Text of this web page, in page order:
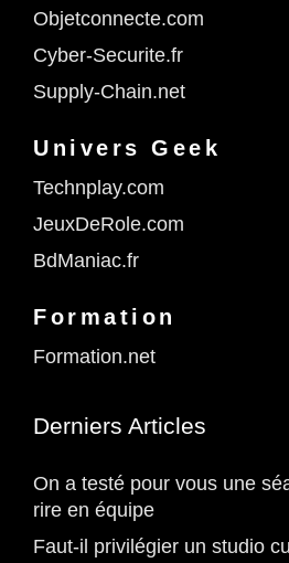
Objetconnecte.com
Cyber-Securite.fr
Supply-Chain.net
Univers Geek
Technplay.com
JeuxDeRole.com
BdManiac.fr
Formation
Formation.net
Derniers Articles
On a testé pour vous une
rire en équipe
Faut-il privilégier un studio